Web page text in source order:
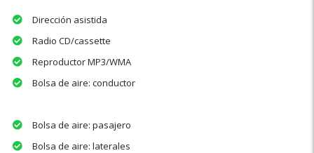
Dirección asistida
Radio CD/cassette
Reproductor MP3/WMA
Bolsa de aire: conductor
Bolsa de aire: pasajero
Bolsa de aire: laterales